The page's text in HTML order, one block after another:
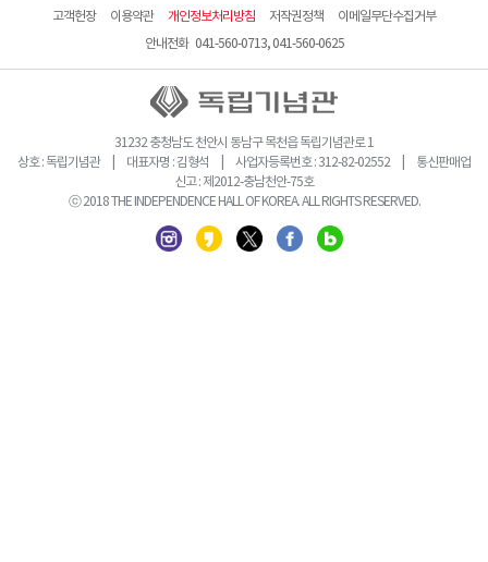
고객헌장 이용약관 개인정보처리방침 저작권정책
이메일무단수집거부
안내전화 041-560-0713, 041-560-0625
31232 충청남도 천안시 동남구 목천읍 독립기념관로 1
상호 : 독립기념관 | 대표자명 : 김형석 | 사업자등록번호 : 312-82-02552 | 통신판매업
신고 : 제2012-충남천안-75호
ⓒ 2018 THE INDEPENDENCE HALL OF KOREA. ALL RIGHTS RESERVED.